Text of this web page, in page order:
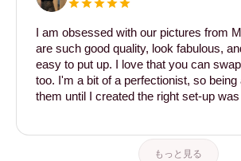
I am obsessed with our pictures from
are such good quality, look fabulous,
easy to put up. I love that you can
too. I'm a bit of a perfectionist, so being
them until I created the right set-up
もっと見る